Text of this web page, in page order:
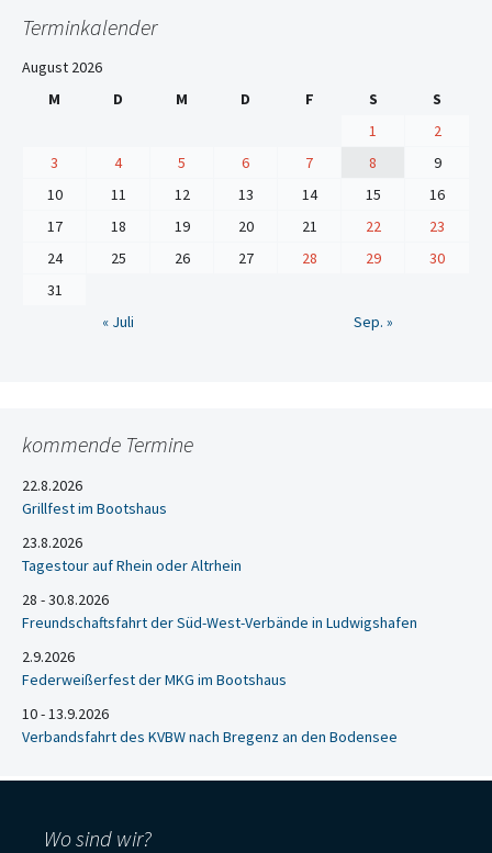
Terminkalender
August 2026
M
D M D F S
S
1
2
3
4 5 6 7 8
9
10
11 12 13 14 15
16
17
18 19 20 21 22
23
24
25 26 27 28 29
30
31
« Juli
Sep. »
kommende Termine
22.8.2026
Grillfest im Bootshaus
23.8.2026
Tagestour auf Rhein oder Altrhein
28 - 30.8.2026
Freundschaftsfahrt der Süd-West-Verbände in Ludwigshafen
2.9.2026
Federweißerfest der MKG im Bootshaus
10 - 13.9.2026
Verbandsfahrt des KVBW nach Bregenz an den Bodensee
Wo sind wir?